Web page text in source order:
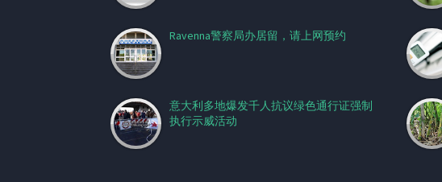
Ravenna警察局办居留，请上网预约
意大利多地爆发千人抗议绿色通行证强制
执行示威活动